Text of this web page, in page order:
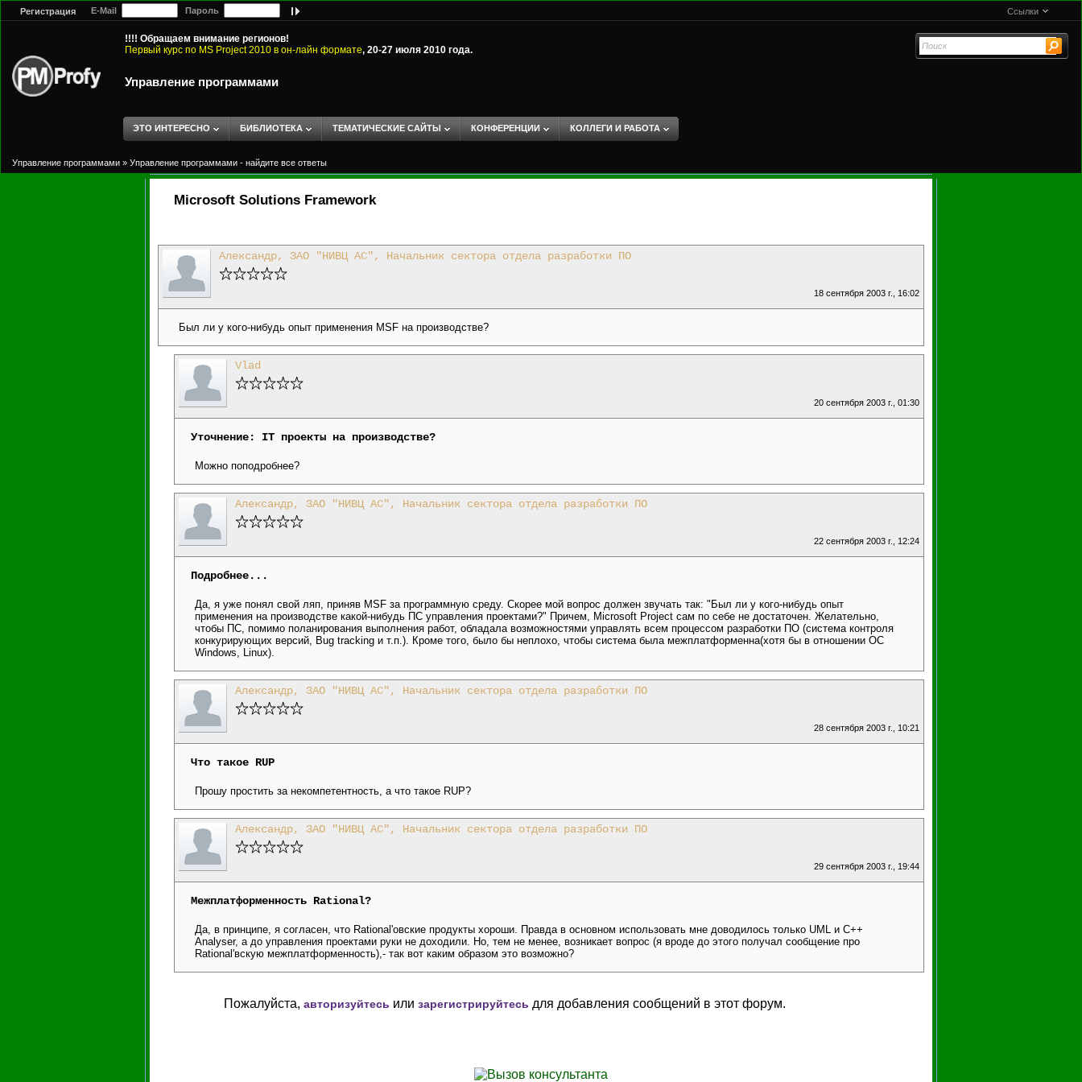
Регистрация E-Mail Пароль Ссылки
!!!! Обращаем внимание регионов!
Первый курс по MS Project 2010 в он-лайн формате, 20-27 июля 2010 года.
Управление программами
ЭТО ИНТЕРЕСНО БИБЛИОТЕКА ТЕМАТИЧЕСКИЕ САЙТЫ КОНФЕРЕНЦИИ КОЛЛЕГИ И РАБОТА
Управление программами » Управление программами - найдите все ответы
Microsoft Solutions Framework
Александр, ЗАО "НИВЦ АС", Начальник сектора отдела разработки ПО
18 сентября 2003 г., 16:02
Был ли у кого-нибудь опыт применения MSF на производстве?
Vlad
20 сентября 2003 г., 01:30
Уточнение: IT проекты на производстве?
Можно поподробнее?
Александр, ЗАО "НИВЦ АС", Начальник сектора отдела разработки ПО
22 сентября 2003 г., 12:24
Подробнее...
Да, я уже понял свой ляп, приняв MSF за программную среду. Скорее мой вопрос должен звучать так: "Был ли у кого-нибудь опыт
применения на производстве какой-нибудь ПС управления проектами?" Причем, Microsoft Project сам по себе не достаточен. Желательно,
чтобы ПС, помимо поланирования выполнения работ, обладала возможностями управлять всем процессом разработки ПО (система контроля
конкурирующих версий, Bug tracking и т.п.). Кроме того, было бы неплохо, чтобы система была межплатформенна(хотя бы в отношении ОС
Windows, Linux).
Александр, ЗАО "НИВЦ АС", Начальник сектора отдела разработки ПО
28 сентября 2003 г., 10:21
Что такое RUP
Прошу простить за некомпетентность, а что такое RUP?
Александр, ЗАО "НИВЦ АС", Начальник сектора отдела разработки ПО
29 сентября 2003 г., 19:44
Межплатформенность Rational?
Да, в принципе, я согласен, что Rational'овские продукты хороши. Правда в основном использовать мне доводилось только UML и C++
Analyser, а до управления проектами руки не доходили. Но, тем не менее, возникает вопрос (я вроде до этого получал сообщение про
Rational'вскую межплатформенность),- так вот каким образом это возможно?
Пожалуйста, авторизуйтесь или зарегистрируйтесь для добавления сообщений в этот форум.